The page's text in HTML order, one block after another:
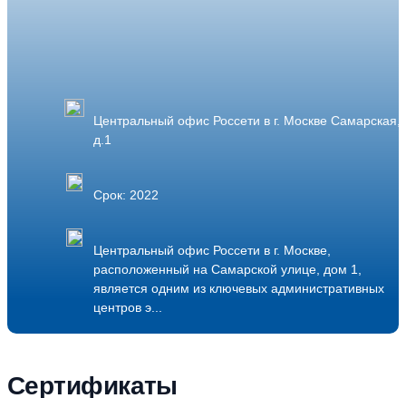
Центральный офис Россети в г. Москве Самарская,
д.1
Срок: 2022
Центральный офис Россети в г. Москве,
расположенный на Самарской улице, дом 1,
является одним из ключевых административных
центров э...
Сертификаты